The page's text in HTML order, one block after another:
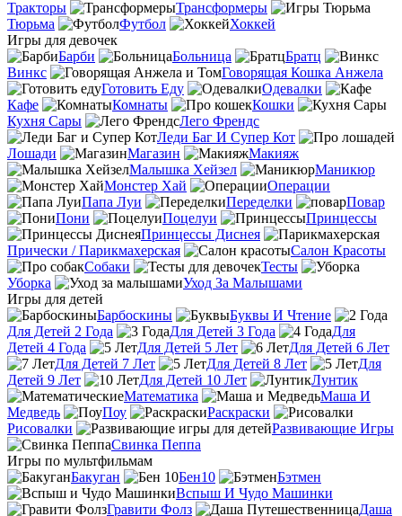
Тракторы
Трансформеры
Тюрьма
Футбол
Хоккей
Игры для девочек
Барби
Больница
Братц
Винкс
Говорящая Кошка Анжела
Готовить Еду
Одевалки
Кафе
Комнаты
Кошки
Кухня Сары
Лего Френдс
Леди Баг И Супер Кот
Лошади
Магазин
Макияж
Малышка Хейзел
Маникюр
Монстер Хай
Операции
Папа Луи
Переделки
Повар
Пони
Поцелуи
Принцессы
Принцессы Диснея
Прически / Парикмахерская
Салон Красоты
Собаки
Тесты
Уборка
Уход За Малышами
Игры для детей
Барбоскины
Буквы И Чтение
Для Детей 2 Года
Для Детей 3 Года
Для
Детей 4 Года
Для Детей 5 Лет
Для Детей 6 Лет
Для Детей 7 Лет
Для Детей 8 Лет
Для
Детей 9 Лет
Для Детей 10 Лет
Лунтик
Математика
Маша И
Медведь
Поу
Раскраски
Рисовалки
Развивающие Игры
Свинка Пеппа
Игры по мультфильмам
Бакуган
Бен10
Бэтмен
Вспыш И Чудо Машинки
Гравити Фолз
Даша